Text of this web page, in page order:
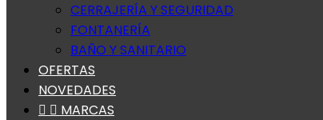
CERRAJERÍA Y SEGURIDAD
FONTANERÍA
BAÑO Y SANITARIO
OFERTAS
NOVEDADES
  MARCAS